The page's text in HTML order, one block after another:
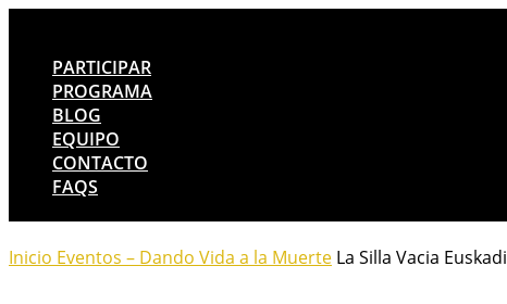
PARTICIPAR
PROGRAMA
BLOG
EQUIPO
CONTACTO
FAQS
Inicio Eventos – Dando Vida a la Muerte La Silla Vacia Euskadi